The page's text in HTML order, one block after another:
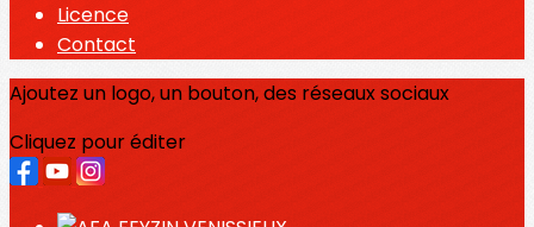
Licence
Contact
Ajoutez un logo, un bouton, des réseaux sociaux
Cliquez pour éditer